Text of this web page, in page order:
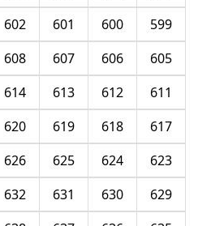
599
600
601
602
605
606
607
608
611
612
613
614
617
618
619
620
623
624
625
626
629
630
631
632